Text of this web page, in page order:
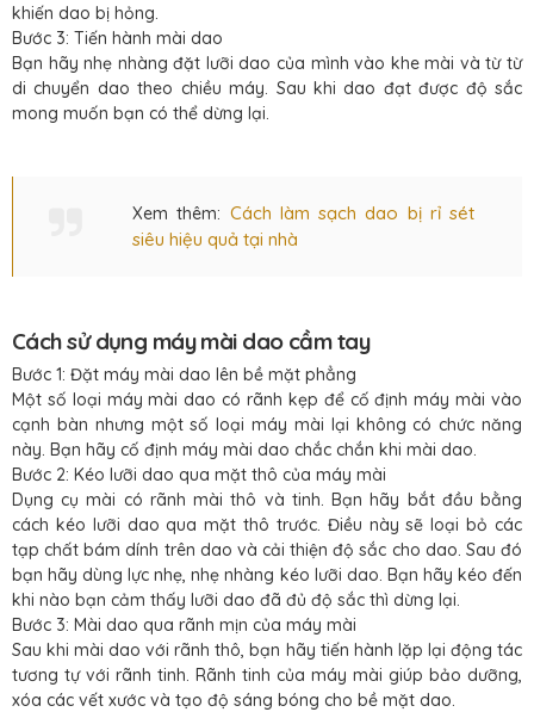
khiến dao bị hỏng.
Bước 3: Tiến hành mài dao
Bạn hãy nhẹ nhàng đặt lưỡi dao của mình vào khe mài và từ từ
di chuyển dao theo chiều máy. Sau khi dao đạt được độ sắc
mong muốn bạn có thể dừng lại.
Xem thêm: Cách làm sạch dao bị rỉ sét
siêu hiệu quả tại nhà
Cách sử dụng máy mài dao cầm tay
Bước 1: Đặt máy mài dao lên bề mặt phẳng
Một số loại máy mài dao có rãnh kẹp để cố định máy mài vào
cạnh bàn nhưng một số loại máy mài lại không có chức năng
này. Bạn hãy cố định máy mài dao chắc chắn khi mài dao.
Bước 2: Kéo lưỡi dao qua mặt thô của máy mài
Dụng cụ mài có rãnh mài thô và tinh. Bạn hãy bắt đầu bằng
cách kéo lưỡi dao qua mặt thô trước. Điều này sẽ loại bỏ các
tạp chất bám dính trên dao và cải thiện độ sắc cho dao. Sau đó
bạn hãy dùng lực nhẹ, nhẹ nhàng kéo lưỡi dao. Bạn hãy kéo đến
khi nào bạn cảm thấy lưỡi dao đã đủ độ sắc thì dừng lại.
Bước 3: Mài dao qua rãnh mịn của máy mài
Sau khi mài dao với rãnh thô, bạn hãy tiến hành lặp lại động tác
tương tự với rãnh tinh. Rãnh tinh của máy mài giúp bảo dưỡng,
xóa các vết xước và tạo độ sáng bóng cho bề mặt dao.